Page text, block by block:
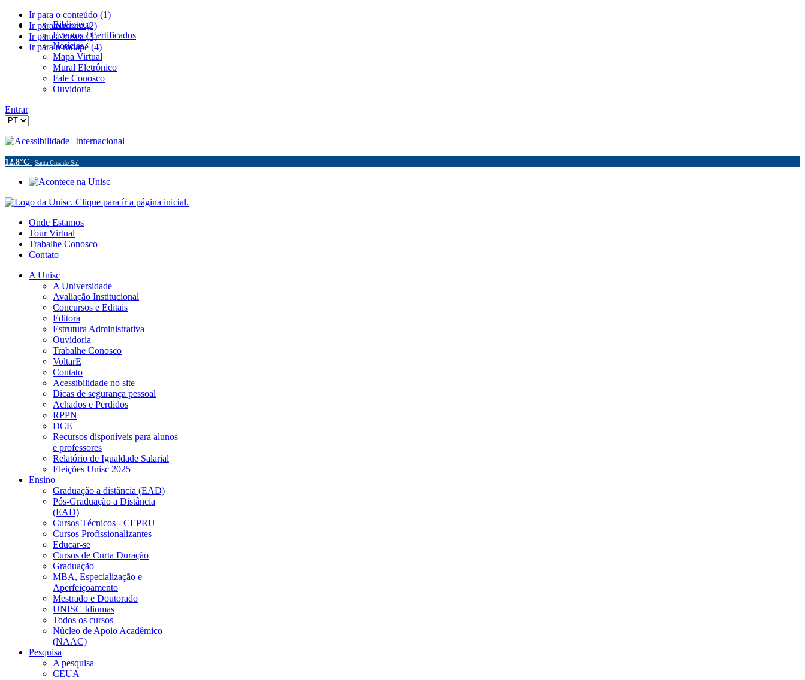
Ir para o conteúdo (1)
Ir para o menu (2)
Ir para a busca (3)
Ir para o rodapé (4)
Biblioteca
Eventos / Certificados
Notícias
Mapa Virtual
Mural Eletrônico
Fale Conosco
Ouvidoria
Entrar
Acessibilidade Internacional
12.8°C Santa Cruz do Sul
Onde Estamos
Tour Virtual
Trabalhe Conosco
Contato
A Unisc
A Universidade
Avaliação Institucional
Concursos e Editais
Editora
Estrutura Administrativa
Ouvidoria
Trabalhe Conosco
VoltarE
Contato
Acessibilidade no site
Dicas de segurança pessoal
Achados e Perdidos
RPPN
DCE
Recursos disponíveis para alunos
e professores
Relatório de Igualdade Salarial
Eleições Unisc 2025
Ensino
Graduação a distância (EAD)
Pós-Graduação a Distância
(EAD)
Cursos Técnicos - CEPRU
Cursos Profissionalizantes
Educar-se
Cursos de Curta Duração
Graduação
MBA, Especialização e
Aperfeiçoamento
Mestrado e Doutorado
UNISC Idiomas
Todos os cursos
Núcleo de Apoio Acadêmico
(NAAC)
Pesquisa
A pesquisa
CEUA